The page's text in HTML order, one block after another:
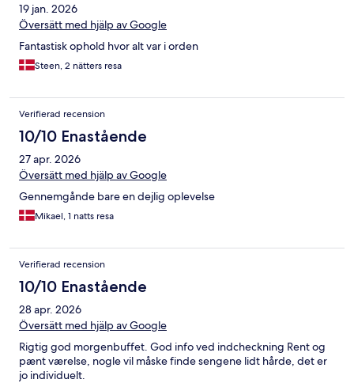
19 jan. 2026
Översätt med hjälp av Google
Fantastisk ophold hvor alt var i orden
Steen, 2 nätters resa
Verifierad recension
10/10 Enastående
27 apr. 2026
Översätt med hjälp av Google
Gennemgånde bare en dejlig oplevelse
Mikael, 1 natts resa
Verifierad recension
10/10 Enastående
28 apr. 2026
Översätt med hjälp av Google
Rigtig god morgenbuffet. God info ved indcheckning Rent og
pænt værelse, nogle vil måske finde sengene lidt hårde, det er
jo individuelt.